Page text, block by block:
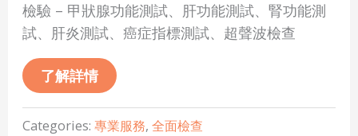
檢驗 – 甲狀腺功能測試、肝功能測試、腎功能測
試、肝炎測試、癌症指標測試、超聲波檢查
了解詳情
Categories: 專業服務, 全面檢查